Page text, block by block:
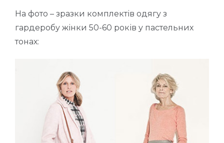
На фото – зразки комплектів одягу з
гардеробу жінки 50-60 років у пастельних
тонах: